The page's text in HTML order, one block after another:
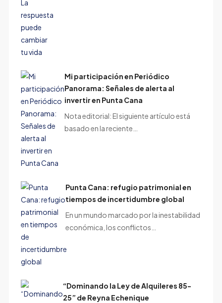
Mi participación en Periódico
Panorama: Señales de alerta al
invertir en Punta Cana
Nota editorial: El siguiente artículo está
basado en la reciente…
Punta Cana: refugio patrimonial en
tiempos de incertidumbre global
En un mundo marcado por la inestabilidad
económica, los conflictos…
“Dominando la Ley de Alquileres 85-
25” de Reyna Echenique